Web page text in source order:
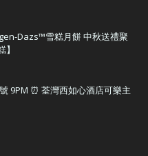
Dazs™雪糕月餅 中秋送禮聚
9PM ⏰ 荃灣西如心酒店可樂主